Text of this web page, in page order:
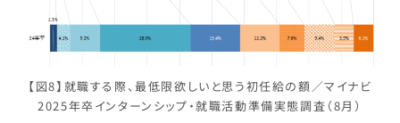
【図8】就職する際、最低限欲しいと思う初任給の額／マイナビ
2025年卒インターンシップ・就職活動準備実態調査（8月）